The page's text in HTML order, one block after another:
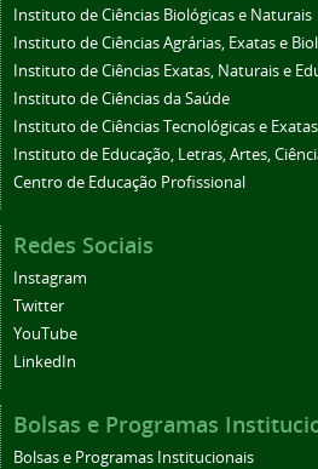
Instituto de Ciências Biológicas e Naturais
Instituto de Ciências Agrárias, Exatas e
Instituto de Ciências Exatas, Naturais e
Instituto de Ciências da Saúde
Instituto de Ciências Tecnológicas e Exatas
Instituto de Educação, Letras, Artes,
Centro de Educação Profissional
Redes Sociais
Instagram
Twitter
YouTube
LinkedIn
Bolsas e Programas
Bolsas e Programas Institucionais